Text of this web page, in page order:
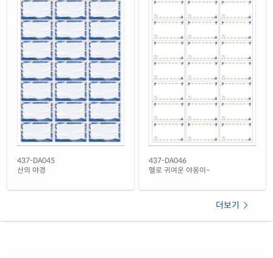
흰색 무광 방수 시치미 레이저
RV437MP-DV134레이저 전용
재질 설명
투명(25μm) 방수 레이저
CL437TT-DV134레이저 전용
투명(50μm) 방수 레이저
CL437LT-DV134
레이저 전용
재질 설명
노란색 방수 레이저
CL437YP-DV134
레이저 전용
재질 설명
437-DA045
산의 야경
437-DA046
헬로 귀여운 야옹이~
더보기